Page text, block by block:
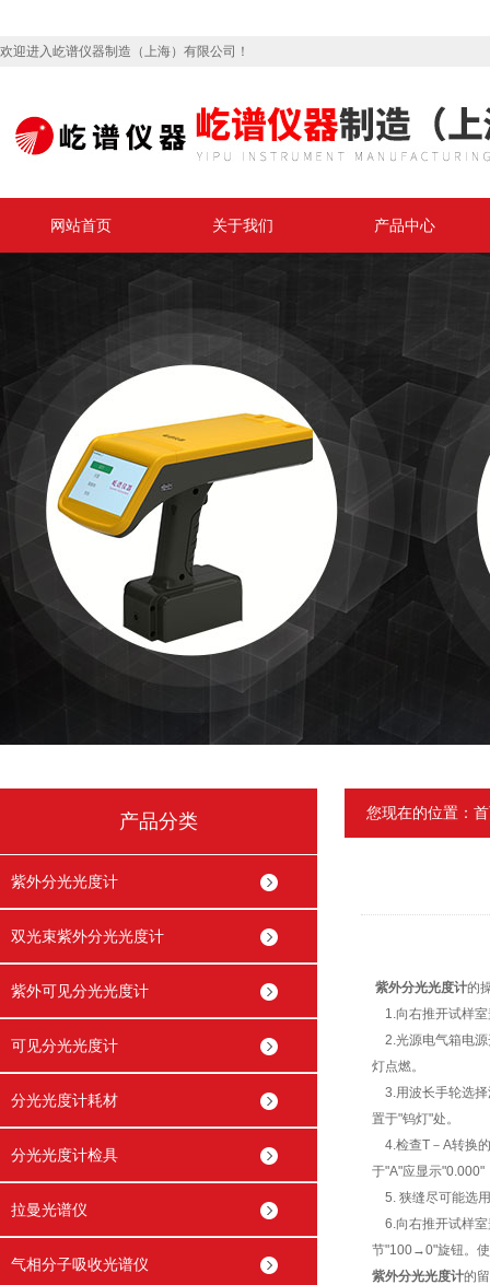
欢迎进入屹谱仪器制造（上海）有限公司！
网站首页 关于我们 产品中心
产品分类
紫外分光光度计
双光束紫外分光光度计
紫外可见分光光度计
可见分光光度计
分光光度计耗材
分光光度计检具
拉曼光谱仪
气相分子吸收光谱仪
您现在的位置：
紫外分光光度计的
1.向右推开试样室
2.光源电气箱电源
灯点燃。
3.用波长手轮选择
置于"钨灯"处。
4.检查T－A转换
于"A"应显示"0.000"
5. 狭缝尽可能选
6.向右推开试样室
节"100→0"旋钮。使
紫外分光光度计的